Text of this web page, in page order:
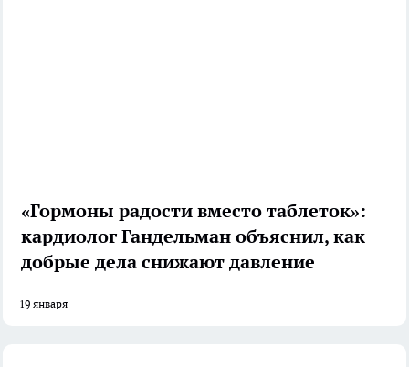
«Гормоны радости вместо таблеток»:
кардиолог Гандельман объяснил, как
добрые дела снижают давление
19 января